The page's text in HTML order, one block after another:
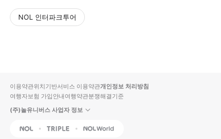
NOL 인터파크투어
입니
다.
순
상
이용약관위치기반서비스 이용약관개인정보 처리방침
여행자보험 가입안내여행약관분쟁해결기준
(주)놀유니버스 사업자 정보
NOL Triple Interpark Global